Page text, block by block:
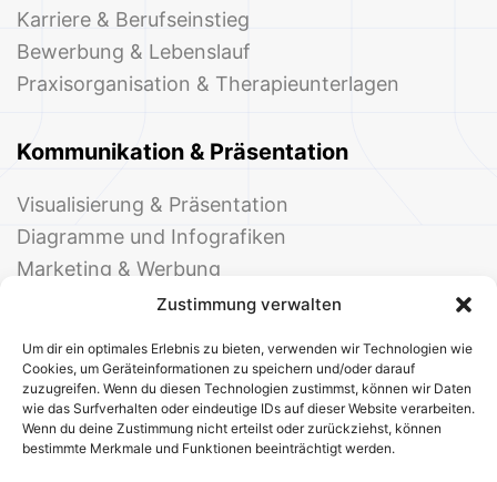
Zustimmung verwalten
Um dir ein optimales Erlebnis zu bieten, verwenden wir Technologien wie
Cookies, um Geräteinformationen zu speichern und/oder darauf
zuzugreifen. Wenn du diesen Technologien zustimmst, können wir Daten
wie das Surfverhalten oder eindeutige IDs auf dieser Website verarbeiten.
Wenn du deine Zustimmung nicht erteilst oder zurückziehst, können
bestimmte Merkmale und Funktionen beeinträchtigt werden.
Karriere & Berufseinstieg
Bewerbung & Lebenslauf
Praxisorganisation & Therapieunterlagen
Kommunikation & Präsentation
Visualisierung & Präsentation
Diagramme und Infografiken
Marketing & Werbung
Events & Einladungen
© 2025 Deine Welt der Office-Vorlagen